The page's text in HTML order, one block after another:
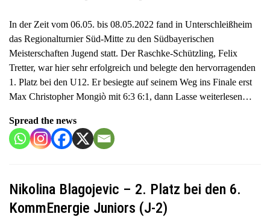
In der Zeit vom 06.05. bis 08.05.2022 fand in Unterschleißheim
das Regionalturnier Süd-Mitte zu den Südbayerischen
Meisterschaften Jugend statt. Der Raschke-Schützling, Felix
Tretter, war hier sehr erfolgreich und belegte den hervorragenden
1. Platz bei den U12. Er besiegte auf seinem Weg ins Finale erst
Max Christopher Mongiò mit 6:3 6:1, dann Lasse weiterlesen…
Spread the news
Nikolina Blagojevic – 2. Platz bei den 6.
KommEnergie Juniors (J-2)